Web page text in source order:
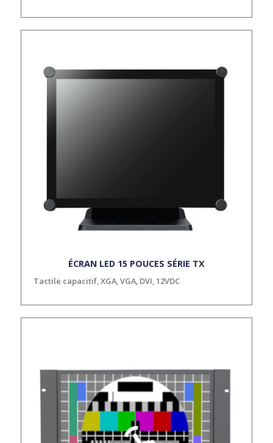
ÉCRAN LED 15 POUCES SÉRIE TX
Tactile capacitif, XGA, VGA, DVI, 12VDC